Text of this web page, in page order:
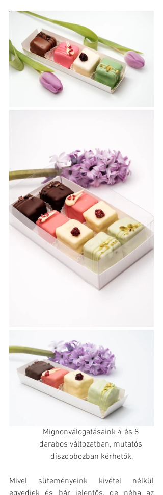
Mignonválogatásaink 4 és 8
darabos változatban, mutatós
díszdobozban kérhetők.
Mivel süteményeink kivétel nélkül